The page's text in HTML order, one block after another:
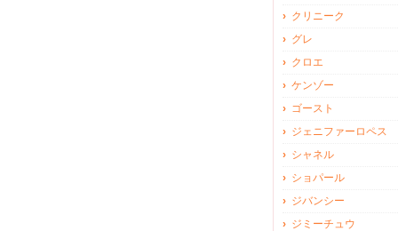
クリニーク
グレ
クロエ
ケンゾー
ゴースト
ジェニファーロペス
シャネル
ショパール
ジバンシー
ジミーチュウ